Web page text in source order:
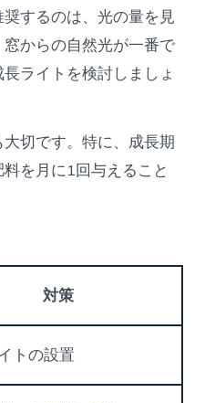
するのは、光の量を見
からの自然光が一番で
ライトを検討しましょ
切です。特に、成長期
を月に1回与えること
対策
トの設置